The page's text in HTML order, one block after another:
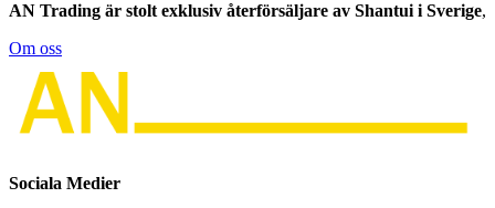
AN Trading är stolt exklusiv återförsäljare av Shantui i Sverige,
Om oss
Sociala Medier